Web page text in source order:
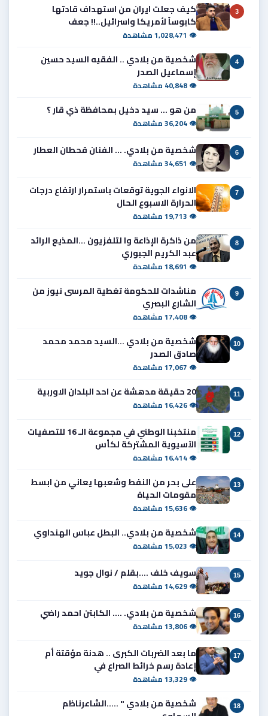
3
كيف جعلت ايران من استهداف قادتها
كابوساً لأمريكا واسرائيل..!! جعف
👁 1,028,471 مشاهدة
4
شخصية من بلادي .. الفقيه السيد حسين
إسماعيل الصدر
👁 40,848 مشاهدة
5 من هو ... سيد دخيل بمحافظة ذي قار ؟
👁 36,204 مشاهدة
6 شخصية من بلادي. ... الفنان قحطان العطار
👁 34,651 مشاهدة
7
الانواء الجوية توقعات باستمرار ارتفاع درجات
الحرارة الاسبوع الحال
👁 19,713 مشاهدة
8
من ذاكرة الإذاعة وا لتلفزيون ...المذيع الرائد
عبد الكريم الجبوري
👁 18,691 مشاهدة
9
مناشدات للحكومة تغطية المرسى نيوز من
الشارع البصري
👁 17,408 مشاهدة
10
شخصية من بلادي ...السيد محمد محمد
صادق الصدر
👁 17,067 مشاهدة
11 20 حقيقة مدهشة عن احد البلدان الاوربية
👁 16,426 مشاهدة
12
منتخبنا الوطني في مجموعة الـ 16 للتصفيات
الآسيوية المشتركة لكأس
👁 16,414 مشاهدة
13
على بحر من النفط وشعبها يعاني من ابسط
مقومات الحياة
👁 15,636 مشاهدة
14 شخصية من بلادي.. البطل عباس الهنداوي
👁 15,023 مشاهدة
15 سويف خلف ....بقلم / نوال جويد
👁 14,629 مشاهدة
16 شخصية من بلادي. .... الكابتن احمد راضي
👁 13,806 مشاهدة
17
ما بعد الضربات الكبرى .. هدنة مؤقتة أم
إعادة رسم خرائط الصراع في
👁 13,329 مشاهدة
18
شخصية من بلادي " .....الشاعرناظم